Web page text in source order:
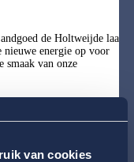
van cookies
de Holtweijde laat
nieuwe energie op voor
smaak van onze